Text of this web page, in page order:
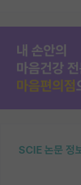
SCIE 논문 정